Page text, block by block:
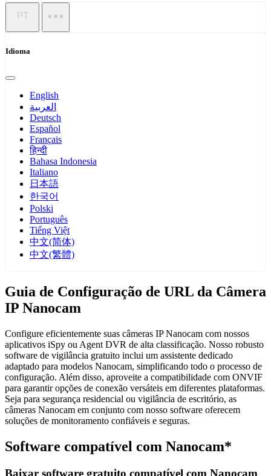
PT
Idioma
English
العربية
Deutsch
Español
Français
हिन्दी
Bahasa Indonesia
Italiano
日本語
한국어
Polski
Português
Tiếng Việt
中文(简体)
中文(繁體)
Guia de Configuração de URL da Câmera
IP Nanocam
Configure eficientemente suas câmeras IP Nanocam com nossos
aplicativos iSpy ou Agent DVR de alta classificação. Nosso robusto
software de vigilância gratuito inclui um assistente dedicado
adaptado para modelos Nanocam, simplificando todo o processo de
configuração. Além disso, aproveite a compatibilidade com ONVIF
para garantir opções de conexão versáteis em diferentes plataformas.
Seja para segurança residencial ou vigilância de escritório, as
câmeras Nanocam em conjunto com nosso software oferecem
soluções de monitoramento confiáveis e seguras.
Software compatível com Nanocam*
Baixar software gratuito compatível com Nanocam